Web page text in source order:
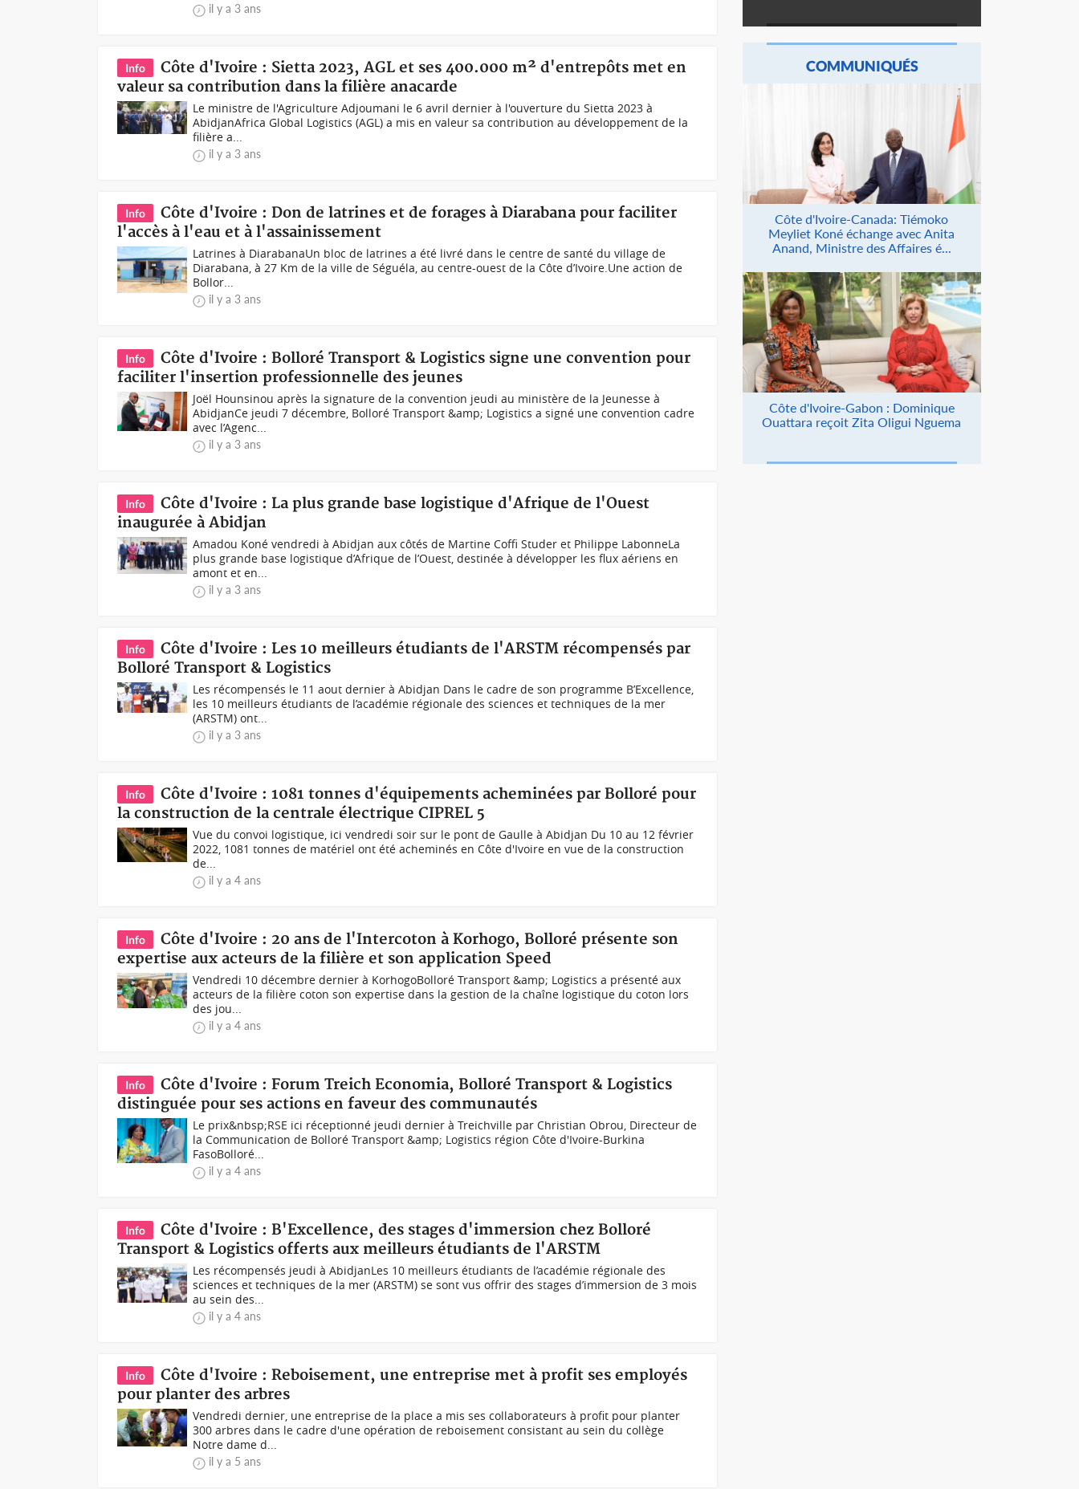
il y a 3 ans
Info
Côte d'Ivoire : Sietta 2023, AGL et ses 400.000 m² d'entrepôts met en
valeur sa contribution dans la filière anacarde
Le ministre de l'Agriculture Adjoumani le 6 avril dernier à l'ouverture du Sietta 2023 à
AbidjanAfrica Global Logistics (AGL) a mis en valeur sa contribution au développement de la
filière a...
il y a 3 ans
Info
Côte d'Ivoire : Don de latrines et de forages à Diarabana pour faciliter
l'accès à l'eau et à l'assainissement
Latrines à Diarabana Un bloc de latrines a été livré dans le centre de santé du village de
Diarabana, à 27 Km de la ville de Séguéla, au centre-ouest de la Côte d’Ivoire.Une action de
Bollor...
il y a 3 ans
Info
Côte d'Ivoire : Bolloré Transport & Logistics signe une convention pour
faciliter l'insertion professionnelle des jeunes
Joël Hounsinou après la signature de la convention jeudi au ministère de la Jeunesse à
AbidjanCe jeudi 7 décembre, Bolloré Transport &amp; Logistics a signé une convention cadre
avec l’Agenc...
il y a 3 ans
Info
Côte d'Ivoire : La plus grande base logistique d'Afrique de l'Ouest
inaugurée à Abidjan
Amadou Koné vendredi à Abidjan aux côtés de Martine Coffi Studer et Philippe LabonneLa
plus grande base logistique d’Afrique de l’Ouest, destinée à développer les flux aériens en
amont et en...
il y a 3 ans
Info
Côte d'Ivoire : Les 10 meilleurs étudiants de l'ARSTM récompensés par
Bolloré Transport & Logistics
Les récompensés le 11 aout dernier à Abidjan Dans le cadre de son programme B’Excellence,
les 10 meilleurs étudiants de l’académie régionale des sciences et techniques de la mer
(ARSTM) ont...
il y a 3 ans
Info
Côte d'Ivoire : 1081 tonnes d'équipements acheminées par Bolloré pour
la construction de la centrale électrique CIPREL 5
Vue du convoi logistique, ici vendredi soir sur le pont de Gaulle à Abidjan Du 10 au 12 février
2022, 1081 tonnes de matériel ont été acheminés en Côte d'Ivoire en vue de la construction
de...
il y a 4 ans
Info
Côte d'Ivoire : 20 ans de l'Intercoton à Korhogo, Bolloré présente son
expertise aux acteurs de la filière et son application Speed
Vendredi 10 décembre dernier à KorhogoBolloré Transport &amp; Logistics a présenté aux
acteurs de la filière coton son expertise dans la gestion de la chaîne logistique du coton lors
des jou...
il y a 4 ans
Info
Côte d'Ivoire : Forum Treich Economia, Bolloré Transport & Logistics
distinguée pour ses actions en faveur des communautés
Le prix&nbsp;RSE ici réceptionné jeudi dernier à Treichville par Christian Obrou, Directeur de
la Communication de Bolloré Transport &amp; Logistics région Côte d'Ivoire-Burkina
FasoBolloré...
il y a 4 ans
Info
Côte d'Ivoire : B'Excellence, des stages d'immersion chez Bolloré
Transport & Logistics offerts aux meilleurs étudiants de l'ARSTM
Les récompensés jeudi à AbidjanLes 10 meilleurs étudiants de l’académie régionale des
sciences et techniques de la mer (ARSTM) se sont vus offrir des stages d’immersion de 3 mois
au sein des...
il y a 4 ans
Info
Côte d'Ivoire : Reboisement, une entreprise met à profit ses employés
pour planter des arbres
Vendredi dernier, une entreprise de la place a mis ses collaborateurs à profit pour planter
300 arbres dans le cadre d'une opération de reboisement consistant au sein du collège
Notre dame d...
il y a 5 ans
COMMUNIQUÉS
Côte d'Ivoire-Canada: Tiémoko
Meyliet Koné échange avec Anita
Anand, Ministre des Affaires é...
Côte d'Ivoire-Gabon : Dominique
Ouattara reçoit Zita Oligui Nguema